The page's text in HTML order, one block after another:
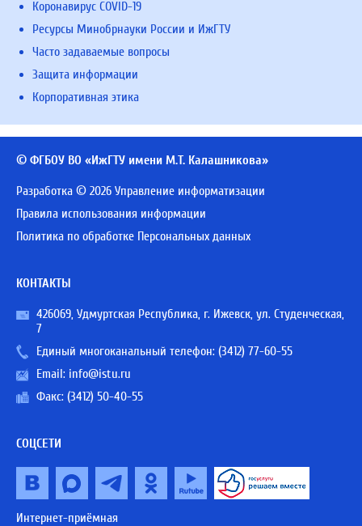
Коронавирус COVID-19
Ресурсы Минобрнауки России и ИжГТУ
Часто задаваемые вопросы
Защита информации
Корпоративная этика
© ФГБОУ ВО «ИжГТУ имени М.Т. Калашникова»
Разработка © 2026 Управление информатизации
Правила использования информации
Политика по обработке Персональных данных
КОНТАКТЫ
426069, Удмуртская Республика, г. Ижевск, ул. Студенческая,
7
Единый многоканальный телефон: (3412) 77-60-55
Email: info@istu.ru
Факс: (3412) 50-40-55
СОЦСЕТИ
Интернет-приёмная